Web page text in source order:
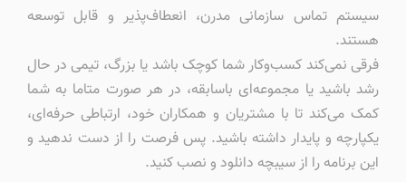
سیستم تماس سازمانی مدرن، انعطاف‌پذیر و قابل توسعه
هستند.
فرقی نمی‌کند کسب‌وکار شما کوچک باشد یا بزرگ، تیمی در حال
رشد باشید یا مجموعه‌ای باسابقه، در هر صورت متاما به شما
کمک می‌کند تا با مشتریان و همکاران خود، ارتباطی حرفه‌ای،
یکپارچه و پایدار داشته باشید. پس فرصت را از دست ندهید و
این برنامه را از سیبچه دانلود و نصب کنید.